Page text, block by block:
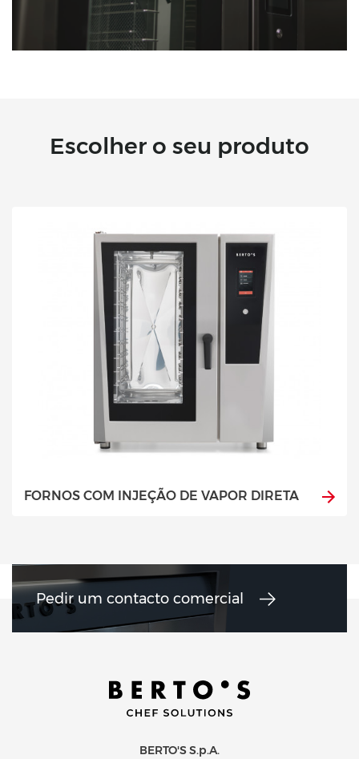
Escolher o seu produto
FORNOS COM INJEÇÃO DE VAPOR DIRETA
Pedir um contacto comercial
BERTO'S S.p.A.